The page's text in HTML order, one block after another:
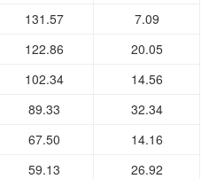
131.57
7.09
122.86
20.05
102.34
14.56
89.33
32.34
67.50
14.16
59.13
26.92